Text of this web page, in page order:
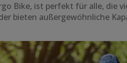
Bike, ist perfekt für alle, die
bieten außergewöhnliche